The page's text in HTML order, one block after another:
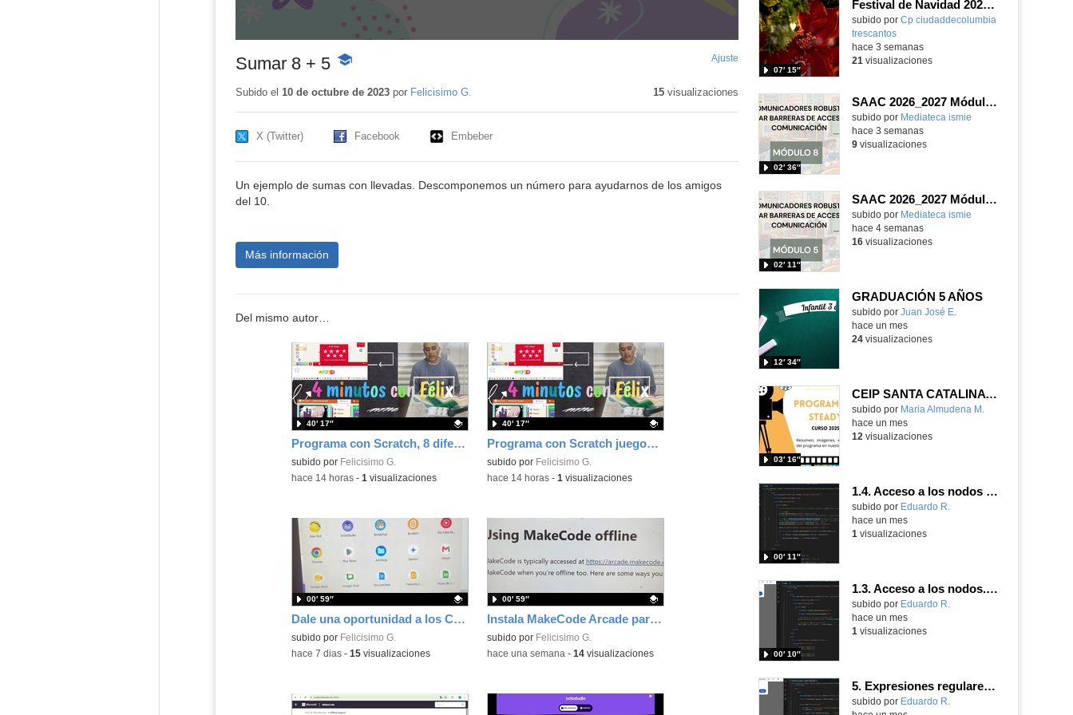
Sumar 8 + 5 -
educativo
Ajuste
pantalla
Subido el 10 de octubre de 2023por Felicisimo G. 15visualizaciones
X (Twitter) Facebook Embeber
Un ejemplo de sumas con llevadas. Descomponemos un número para ayudarnos de los amigos
del 10.
Más información
Del mismo autor…
Programa con Scratch, 8 diferentes juegos para vivir la emoción de los partidos de España en el mundial 2026
Contenido educativo.
subido por Felicisimo G.
40′ 17″
-hace 14 horas- 1 visualizaciones
Programa con Scratch juegos con los partidos del mundial 2026 ganados por España
Contenido educativo.
subido por Felicisimo G.
40′ 17″
-hace 14 horas- 1 visualizaciones
Dale una oportunidad a los Chromebooks y utiliza un proyector para realizar talleres si no tienes pantallas táctiles
Contenido educativo.
subido por Felicisimo G.
00′ 59″
-hace 7 dias- 15visualizaciones
Instala MakeCode Arcade para trabajar offline en tu tablet, ordenador, Chromebook
Contenido educativo.
subido por Felicisimo G.
00′ 59″
-hace una semana - 14visualizaciones
Festival de Navidad 2025-26 - Infantil 5 años
subido por Cp ciudaddecolumbia
trescantos
07′ 15″
-
hace 3 semanas
21 visualizaciones
SAAC 2026_2027 Módulo 8
subido por Mediateca ismie
02′ 36″
hace 3 semanas
9visualizaciones
SAAC 2026_2027 Módulo 5
subido por Mediateca ismie
02′ 11″
hace 4 semanas
16visualizaciones
GRADUACIÓN 5 AÑOS
Contenido educativo.
subido por Juan José E.
12′ 34″
hace un mes
24visualizaciones
CEIP SANTA CATALINA PROGRAMA READY, STEADY, GO! 2025-26
Contenido educativo.
subido por Maria Almudena M.
03′ 16″
hace un mes
12 visualizaciones
1.4. Acceso a los nodos de tipo atributo. Parte 5.
Contenido educativo.
subido por Eduardo R.
00′ 11″
hace un mes
1 visualizaciones
1.3. Acceso a los nodos. Parte 5.
Contenido educativo.
subido por Eduardo R.
00′ 10″
hace un mes
1 visualizaciones
5. Expresiones regulares y objetos RegExp.
Contenido educativo.
subido por Eduardo R.